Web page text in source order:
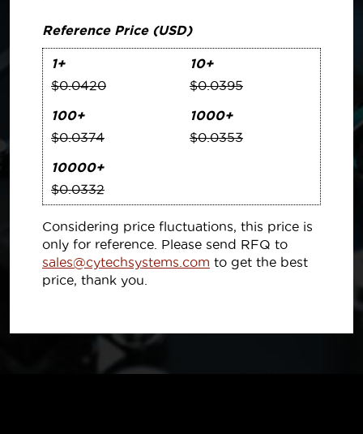
Reference Price (USD)
1+
$0.0420
10+
$0.0395
100+
$0.0374
1000+
$0.0353
10000+
$0.0332
Considering price fluctuations, this price is
only for reference. Please send RFQ to
sales@cytechsystems.com to get the best
price, thank you.